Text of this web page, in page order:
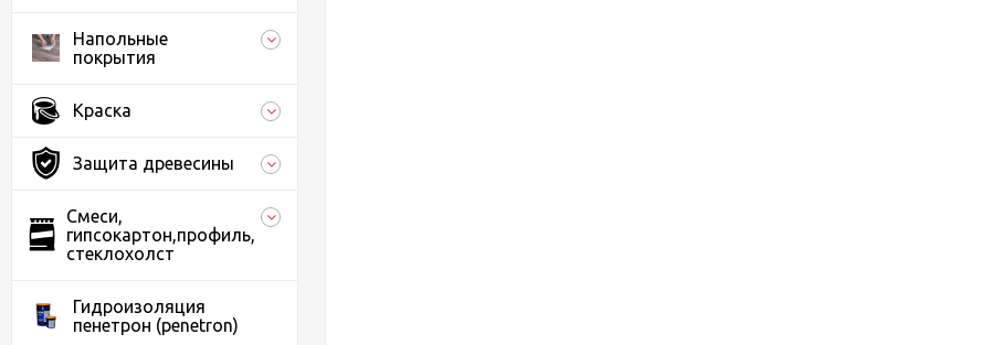
Напольные
покрытия
Краска
Защита древесины
Смеси,
гипсокартон,профиль,
стеклохолст
Гидроизоляция
пенетрон (penetron)